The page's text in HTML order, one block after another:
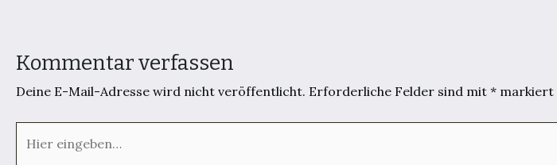
Kommentar verfassen
Deine E-Mail-Adresse wird nicht veröffentlicht. Erforderliche Felder sind mit * markiert
eingeben…